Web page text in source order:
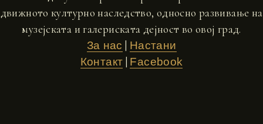
движното културно наследство, односно развивање на
музејската и галериската дејност во овој град.
За нас
Настани
Контакт
Facebook